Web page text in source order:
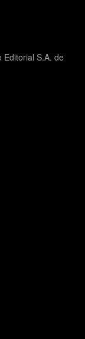
Editorial S.A. de